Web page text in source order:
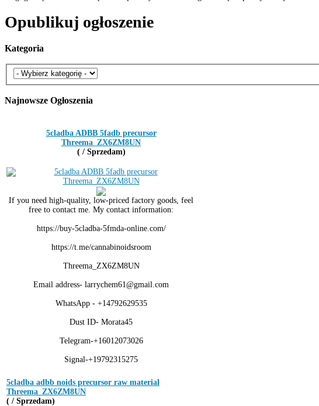
Opublikuj ogłoszenie
Kategoria
Najnowsze Ogłoszenia
5cladba ADBB 5fadb precursor
Threema_ZX6ZM8UN
( / Sprzedam)
If you need high-quality, low-priced factory goods, feel
free to contact me. My contact information:
https://buy-5cladba-5fmda-online.com/
https://t.me/cannabinoidsroom
Threema_ZX6ZM8UN
Email address- larrychem61@gmail.com
WhatsApp - +14792629535
Dust ID- Morata45
Telegram-+16012073026
Signal-+19792315275
5cladba adbb noids precursor raw material
Threema_ZX6ZM8UN
( / Sprzedam)